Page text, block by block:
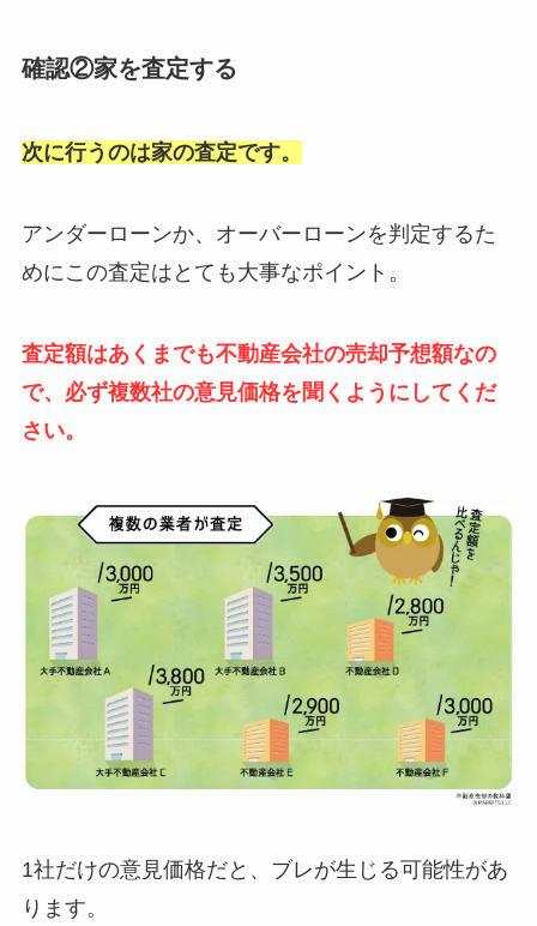
確認②家を査定する
次に行うのは家の査定です。
アンダーローンか、オーバーローンを判定するた
めにこの査定はとても大事なポイント。
査定額はあくまでも不動産会社の売却予想額なの
で、必ず複数社の意見価格を聞くようにしてくだ
さい。
1社だけの意見価格だと、ブレが生じる可能性があ
ります。